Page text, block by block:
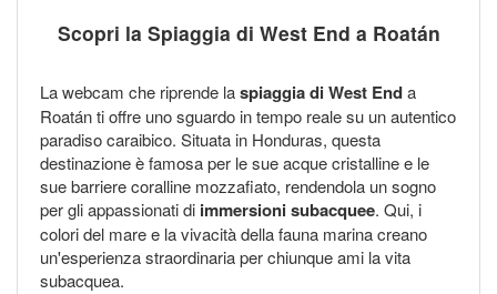
Scopri la Spiaggia di West End a Roatán
La webcam che riprende laspiaggia di West Enda
Roatán ti offre uno sguardo in tempo reale su un autentico
paradiso caraibico. Situata in Honduras, questa
destinazione è famosa per le sue acque cristalline e le
sue barriere coralline mozzafiato, rendendola un sogno
per gli appassionati di immersioni subacquee. Qui, i
colori del mare e la vivacità della fauna marina creano
un'esperienza straordinaria per chiunque ami la vita
subacquea.